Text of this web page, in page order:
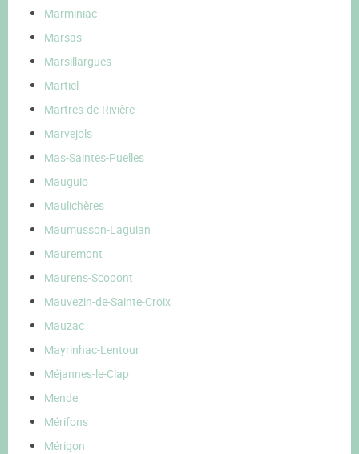
Marminiac
Marsas
Marsillargues
Martiel
Martres-de-Rivière
Marvejols
Mas-Saintes-Puelles
Mauguio
Maulichères
Maumusson-Laguian
Mauremont
Maurens-Scopont
Mauvezin-de-Sainte-Croix
Mauzac
Mayrinhac-Lentour
Méjannes-le-Clap
Mende
Mérifons
Mérigon